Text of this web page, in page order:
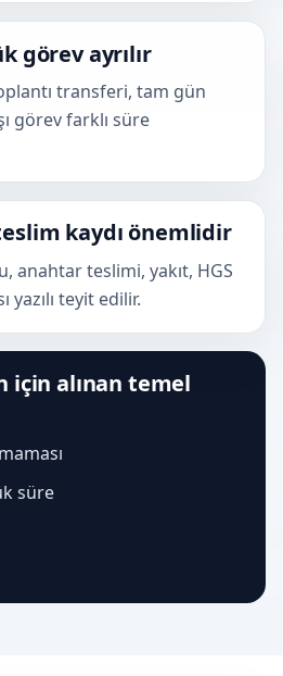
görev ayrılır
transferi, tam gün
görev farklı süre
kaydı önemlidir
anahtar teslimi, yakıt, HGS
yazılı teyit edilir.
için alınan temel
süre